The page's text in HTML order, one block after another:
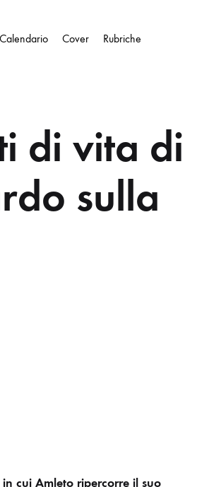
Calendario Cover Rubriche
di vita di
sulla
cui Amleto ripercorre il suo